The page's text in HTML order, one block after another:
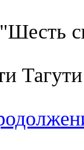
Тагути